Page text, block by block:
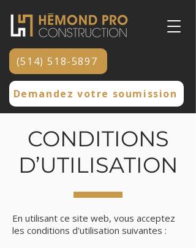
(514) 518-5897
Demandez votre soumission
CONDITIONS
D’UTILISATION
En utilisant ce site web, vous acceptez
les conditions d'utilisation suivantes :